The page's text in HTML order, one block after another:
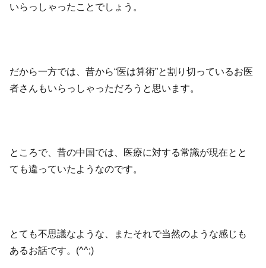
いらっしゃったことでしょう。
だから一方では、昔から“医は算術”と割り切っているお医
者さんもいらっしゃっただろうと思います。
ところで、昔の中国では、医療に対する常識が現在とと
ても違っていたようなのです。
とても不思議なような、またそれで当然のような感じも
あるお話です。(^^;)